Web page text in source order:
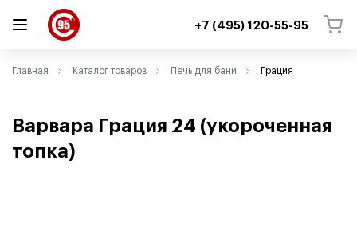
+7 (495) 120-55-95
Главная Каталог товаров Печь для бани Грация
Варвара Грация 24 (укороченная
топка)
ВЕРНУТЬСЯ
ВЕРНУТЬСЯ